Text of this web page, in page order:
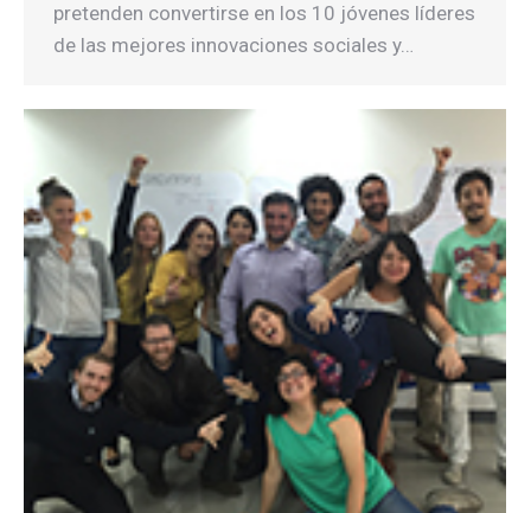
pretenden convertirse en los 10 jóvenes líderes
de las mejores innovaciones sociales y…